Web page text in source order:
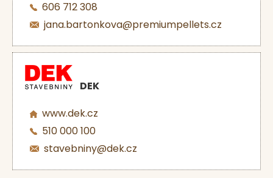
606 712 308
jana.bartonkova@premiumpellets.cz
DEK
www.dek.cz
510 000 100
stavebniny@dek.cz